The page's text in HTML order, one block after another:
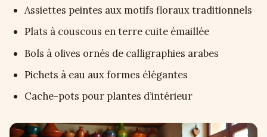
Assiettes peintes aux motifs floraux traditionnels
Plats à couscous en terre cuite émaillée
Bols à olives ornés de calligraphies arabes
Pichets à eau aux formes élégantes
Cache-pots pour plantes d’intérieur